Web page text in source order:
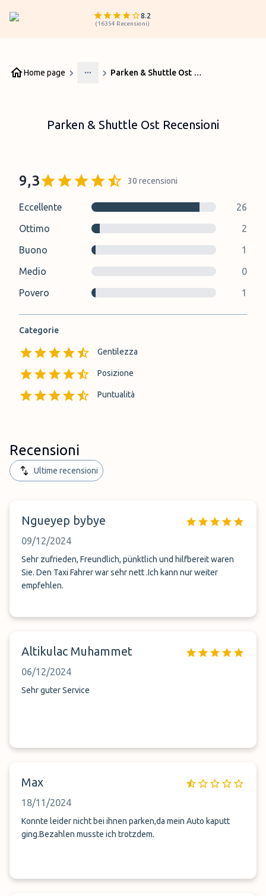
8.2
(16354 Recensioni)
Home page
More
Parken & Shuttle Ost Recensioni
Parken & Shuttle Ost Recensioni
9,3 30 recensioni
Eccellente
26
Ottimo
2
Buono
1
Medio
0
Povero
1
Categorie
Gentilezza
Posizione
Puntualità
Recensioni
Ultime recensioni
Ngueyep bybye
09/12/2024
Sehr zufrieden, Freundlich, pünktlich und hilfbereit waren
Sie. Den Taxi Fahrer war sehr nett .Ich kann nur weiter
empfehlen.
Altikulac Muhammet
06/12/2024
Sehr guter Service
Max
18/11/2024
Konnte leider nicht bei ihnen parken,da mein Auto kaputt
ging.Bezahlen musste ich trotzdem.